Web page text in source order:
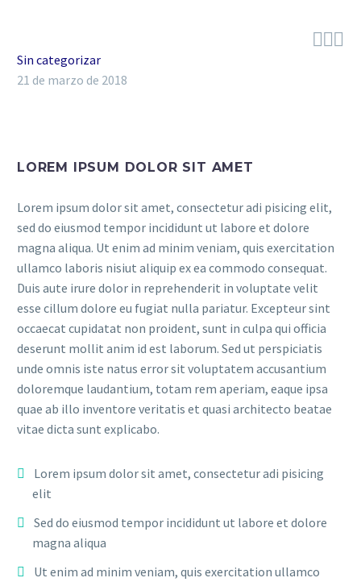

Sin categorizar
21 de marzo de 2018
LOREM IPSUM DOLOR SIT AMET
Lorem ipsum dolor sit amet, consectetur adi pisicing elit,
sed do eiusmod tempor incididunt ut labore et dolore
magna aliqua. Ut enim ad minim veniam, quis exercitation
ullamco laboris nisiut aliquip ex ea commodo consequat.
Duis aute irure dolor in reprehenderit in voluptate velit
esse cillum dolore eu fugiat nulla pariatur. Excepteur sint
occaecat cupidatat non proident, sunt in culpa qui officia
deserunt mollit anim id est laborum. Sed ut perspiciatis
unde omnis iste natus error sit voluptatem accusantium
doloremque laudantium, totam rem aperiam, eaque ipsa
quae ab illo inventore veritatis et quasi architecto beatae
vitae dicta sunt explicabo.
Lorem ipsum dolor sit amet, consectetur adi pisicing
elit
Sed do eiusmod tempor incididunt ut labore et dolore
magna aliqua
Ut enim ad minim veniam, quis exercitation ullamco